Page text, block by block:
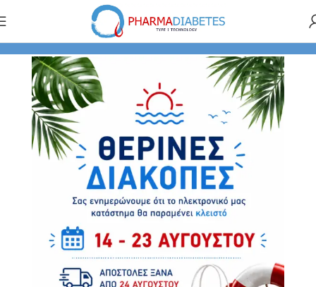
Αξεσουάρ Stickers